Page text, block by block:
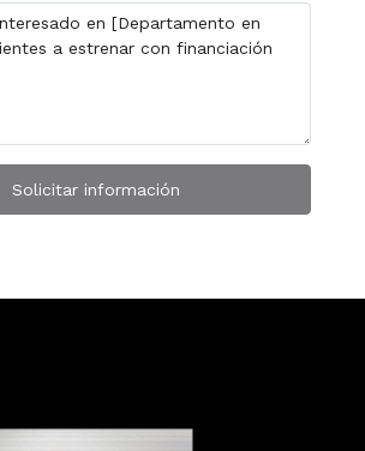
Solicitar información